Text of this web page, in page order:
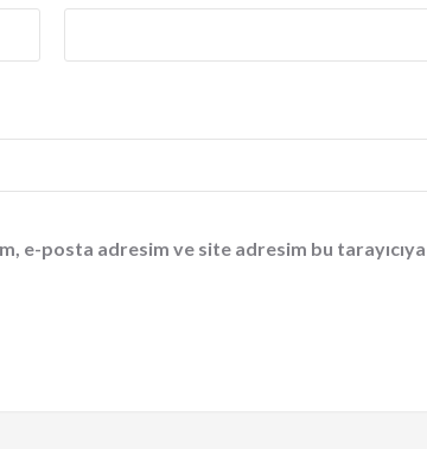
e-posta adresim ve site adresim bu tarayıcıya